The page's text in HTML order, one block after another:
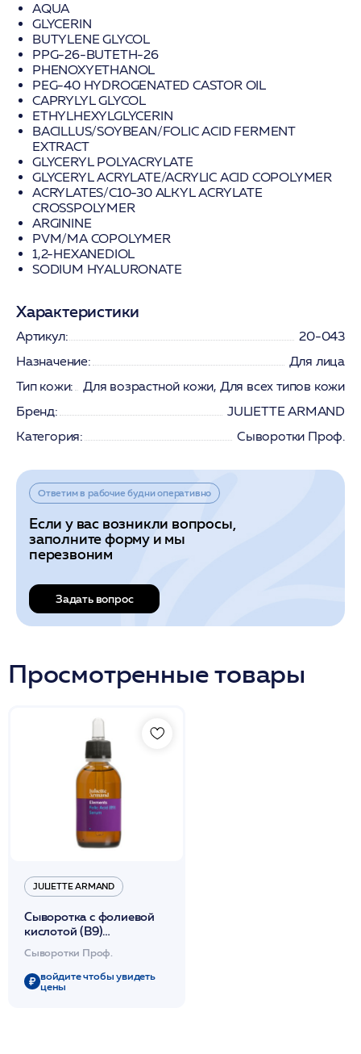
AQUA
GLYCERIN
BUTYLENE GLYCOL
PPG-26-BUTETH-26
PHENOXYETHANOL
PEG-40 HYDROGENATED CASTOR OIL
CAPRYLYL GLYCOL
ETHYLHEXYLGLYCERIN
BACILLUS/SOYBEAN/FOLIC ACID FERMENT
EXTRACT
GLYCERYL POLYACRYLATE
GLYCERYL ACRYLATE/ACRYLIC ACID COPOLYMER
ACRYLATES/C10-30 ALKYL ACRYLATE
CROSSPOLYMER
ARGININE
PVM/MA COPOLYMER
1,2-HEXANEDIOL
SODIUM HYALURONATE
Характеристики
Артикул:
20-043
Назначение:
Для лица
Тип кожи:
Для возрастной кожи, Для всех типов кожи
Бренд:
JULIETTE ARMAND
Категория:
Сыворотки Проф.
Ответим в рабочие будни оперативно
Если у вас возникли вопросы,
заполните форму и мы
перезвоним
Задать вопрос
Просмотренные товары
JULIETTE ARMAND
Сыворотка с фолиевой
кислотой (B9)
обновляющая 55мл /JA
Сыворотки Проф.
войдите чтобы увидеть
цены